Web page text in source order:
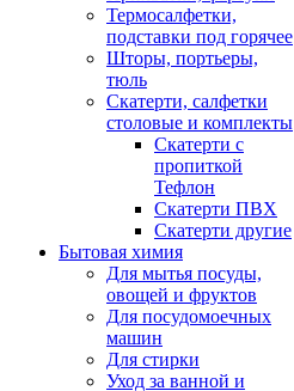
Термосалфетки,
подставки под горячее
Шторы, портьеры,
тюль
Скатерти, салфетки
столовые и комплекты
Скатерти с
пропиткой
Тефлон
Скатерти ПВХ
Скатерти другие
Бытовая химия
Для мытья посуды,
овощей и фруктов
Для посудомоечных
машин
Для стирки
Уход за ванной и